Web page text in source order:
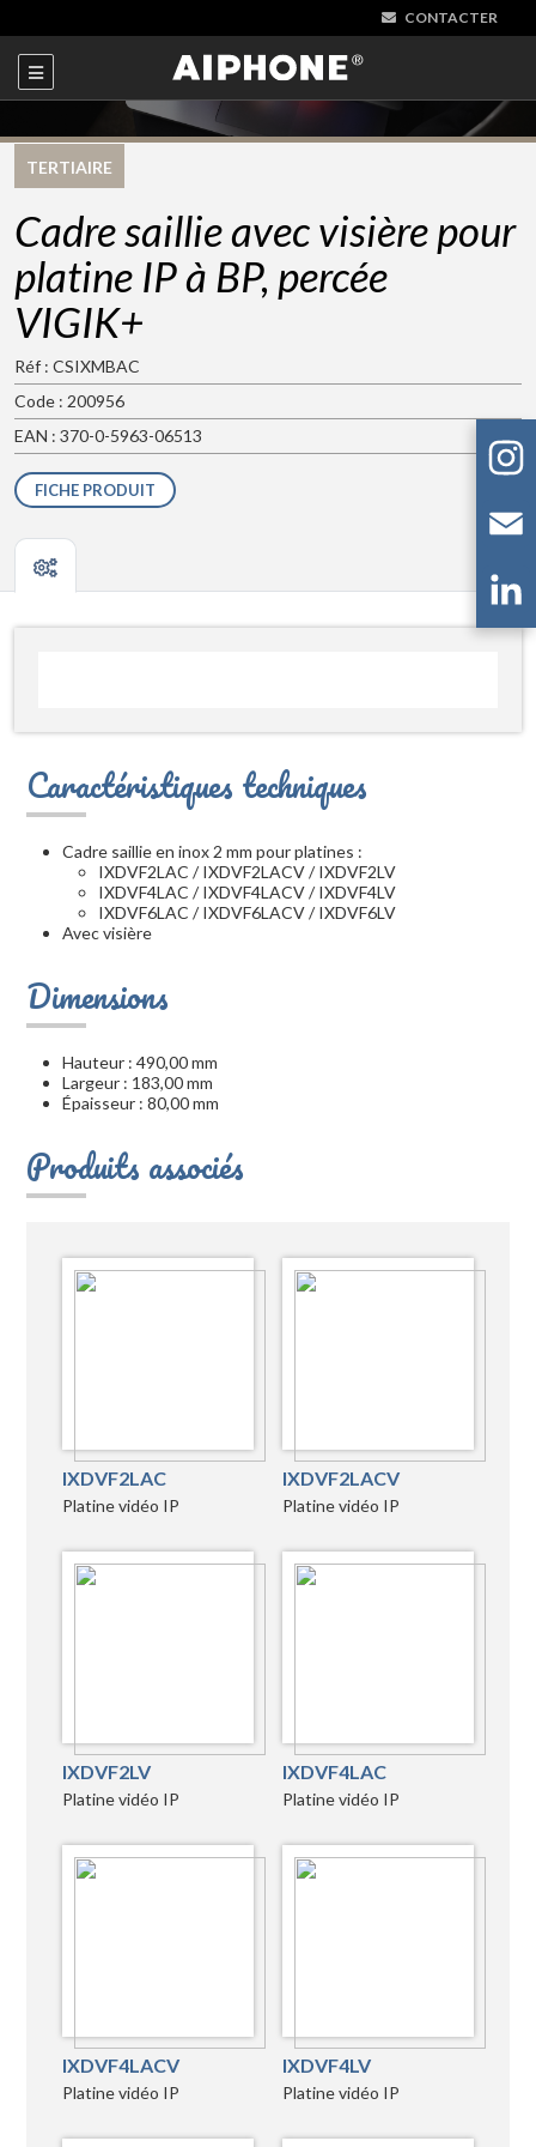
CONTACTER
TERTIAIRE
Cadre saillie avec visière pour
platine IP à BP, percée
VIGIK+
Réf : CSIXMBAC
Code : 200956
EAN : 370-0-5963-06513
FICHE PRODUIT
Caractéristiques techniques
Cadre saillie en inox 2 mm pour platines :
IXDVF2LAC / IXDVF2LACV / IXDVF2LV
IXDVF4LAC / IXDVF4LACV / IXDVF4LV
IXDVF6LAC / IXDVF6LACV / IXDVF6LV
Avec visière
Dimensions
Hauteur : 490,00 mm
Largeur : 183,00 mm
Épaisseur : 80,00 mm
Produits associés
IXDVF2LAC
Platine vidéo IP
IXDVF2LACV
Platine vidéo IP
IXDVF2LV
Platine vidéo IP
IXDVF4LAC
Platine vidéo IP
IXDVF4LACV
Platine vidéo IP
IXDVF4LV
Platine vidéo IP